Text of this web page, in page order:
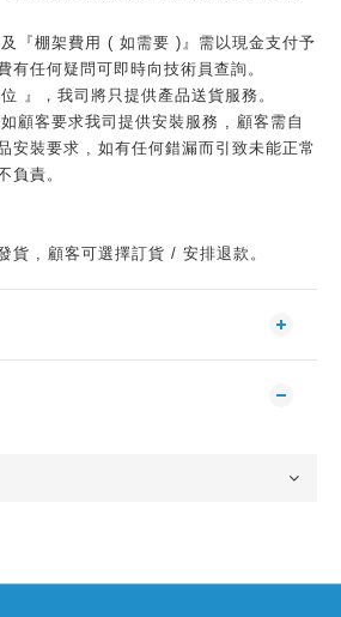
及『棚架費用 ( 如需要 )』需以現金支付予
有任何疑問可即時向技術員查詢。
』，我司將只提供產品送貨服務。
顧客要求我司提供安裝服務 , 顧客需自
安裝要求 , 如有任何錯漏而引致未能正常
負責。
貨 , 顧客可選擇訂貨 / 安排退款。